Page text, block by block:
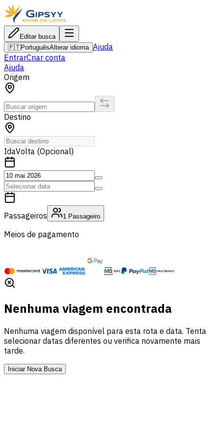
Editar busca
🇵🇹PortuguêsAlterar idioma Ajuda
EntrarCriar conta
Ajuda
Origem
Destino
IdaVolta (Opcional)
Passageiros 1 Passageiro
Meios de pagamento
Nenhuma viagem encontrada
Nenhuma viagem disponível para esta rota e data. Tenta
selecionar datas diferentes ou verifica novamente mais
tarde.
Iniciar Nova Busca